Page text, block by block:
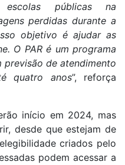
públicas na
perdidas durante a
objetivo é ajudar as
O PAR é um programa
de atendimento
quatro anos”, reforça
início em 2024, mas
desde que estejam de
criados pelo
podem acessar a